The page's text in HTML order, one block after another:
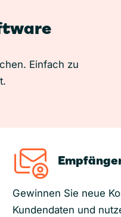
Einfach zu
Gewinnen Sie neue
Kundendaten und